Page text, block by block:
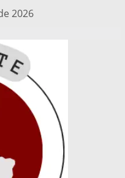
2026